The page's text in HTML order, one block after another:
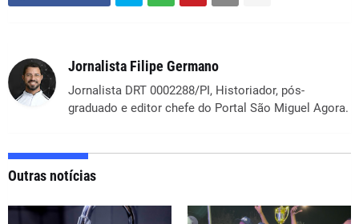
Jornalista Filipe Germano
Jornalista DRT 0002288/PI, Historiador, pós-
graduado e editor chefe do Portal São Miguel Agora.
Outras notícias